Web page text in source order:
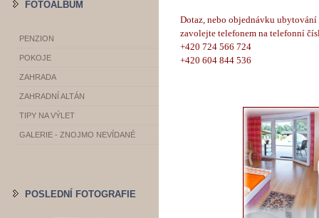
Dotaz, nebo objednávku
zavolejte telefonem na telefonní
+420 724 566 724
+420 604 844 536
FOTOALBUM
PENZION
POKOJE
ZAHRADA
ZAHRADNÍ ALTÁN
TIPY NA VÝLET
GALERIE - ZNOJMO NEVÍDANÉ
POSLEDNÍ FOTOGRAFIE